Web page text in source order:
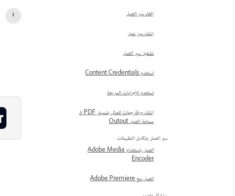
إلغاء سير العمل
إنشاء سير عمل
تشغيل سير العمل
استخدم Content Credentials
استخدم الإجراءات السريعة
إنشاء ورقة جهات اتصال بتنسيق PDF في
مساحة العمل Output
سير العمل وتكامل التطبيقات
العمل باستخدام Adobe Media
Encoder
العمل مع Adobe Premiere